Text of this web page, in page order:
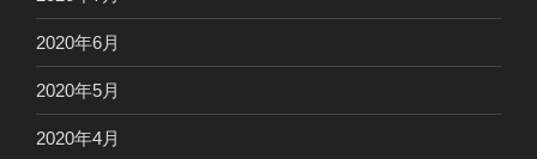
2020年6月
2020年5月
2020年4月